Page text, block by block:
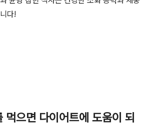
다!
먹으면 다이어트에 도움이 되